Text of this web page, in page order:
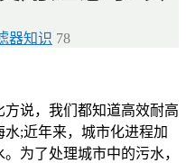
器知识 78
说，我们都知道高效耐高
;近年来，城市化进程加
为了处理城市中的污水，